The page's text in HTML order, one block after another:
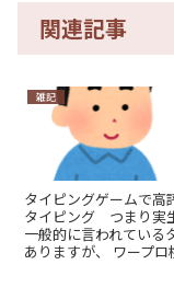
関連記事
雑記
タイピングゲームで高
タイピング つまり実
一般的に言われている
ありますが、 ワープロ